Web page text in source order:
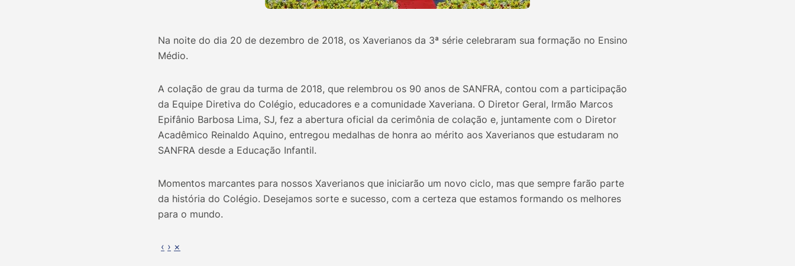
Na noite do dia 20 de dezembro de 2018, os Xaverianos da 3ª série celebraram sua formação no Ensino
Médio.
A colação de grau da turma de 2018, que relembrou os 90 anos de SANFRA, contou com a participação
da Equipe Diretiva do Colégio, educadores e a comunidade Xaveriana. O Diretor Geral, Irmão Marcos
Epifânio Barbosa Lima, SJ, fez a abertura oficial da cerimônia de colação e, juntamente com o Diretor
Acadêmico Reinaldo Aquino, entregou medalhas de honra ao mérito aos Xaverianos que estudaram no
SANFRA desde a Educação Infantil.
Momentos marcantes para nossos Xaverianos que iniciarão um novo ciclo, mas que sempre farão parte
da história do Colégio. Desejamos sorte e sucesso, com a certeza que estamos formando os melhores
para o mundo.
‹ › ×